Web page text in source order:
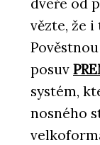
dveře od
vězte, že
posuv
systém,
nosného